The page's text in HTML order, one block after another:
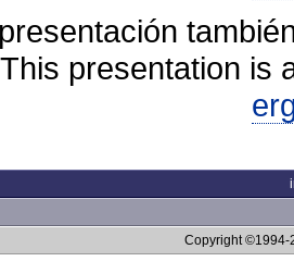
This presentation is
Copyright ©1994-